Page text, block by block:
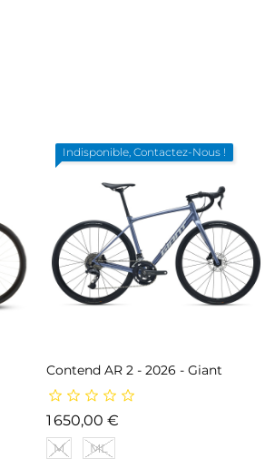
Indisponible, Contactez-Nous !
Contend AR 2 - 2026 - Giant
1 650,00 €Prix
M ML